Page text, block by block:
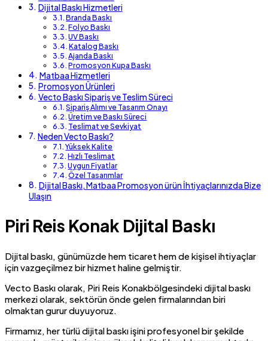
Dijital Baskı Hizmetleri
Branda Baskı
Folyo Baskı
UV Baskı
Katalog Baskı
Ajanda Baskı
Promosyon Kupa Baskı
Matbaa Hizmetleri
Promosyon Ürünleri
Vecto Baskı Sipariş ve Teslim Süreci
Sipariş Alımı ve Tasarım Onayı
Üretim ve Baskı Süreci
Teslimat ve Sevkiyat
Neden Vecto Baskı?
Yüksek Kalite
Hızlı Teslimat
Uygun Fiyatlar
Özel Tasarımlar
Dijital Baskı, Matbaa Promosyon ürün İhtiyaçlarınızda Bize
Ulaşın
Piri Reis Konak Dijital Baskı
Dijital baskı, günümüzde hem ticaret hem de kişisel ihtiyaçlar
için vazgeçilmez bir hizmet haline gelmiştir.
Vecto Baskı olarak, Piri Reis Konakbölgesindeki dijital baskı
merkezi olarak, sektörün önde gelen firmalarından biri
olmaktan gurur duyuyoruz.
Firmamız, her türlü dijital baskı işini profesyonel bir şekilde